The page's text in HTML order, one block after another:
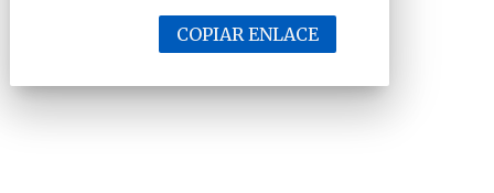
COPIAR ENLACE